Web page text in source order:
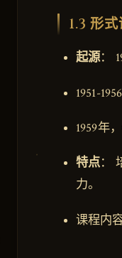
1.3 形
起源：
1951-
1959年
特点：
力。
课程内